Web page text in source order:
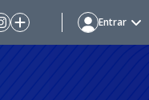
Entrar